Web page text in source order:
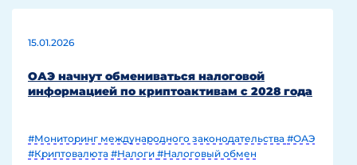
15.01.2026
ОАЭ начнут обмениваться налоговой
информацией по криптоактивам с 2028 года
#Мониторинг международного законодательства #ОАЭ
#Криптовалюта #Налоги #Налоговый обмен